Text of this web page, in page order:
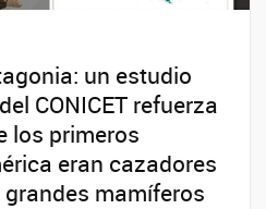
un estudio
CONICET refuerza
los primeros
eran cazadores
mamíferos